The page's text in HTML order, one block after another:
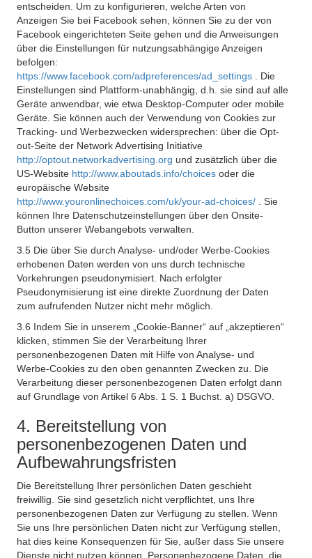
entscheiden. Um zu konfigurieren, welche Arten von
Anzeigen Sie bei Facebook sehen, können Sie zu der von
Facebook eingerichteten Seite gehen und die Anweisungen
über die Einstellungen für nutzungsabhängige Anzeigen
befolgen:
https://www.facebook.com/adpreferences/ad_settings
. Die
Einstellungen sind Plattform-unabhängig, d.h. sie sind auf alle
Geräte anwendbar, wie etwa Desktop-Computer oder mobile
Geräte. Sie können auch der Verwendung von Cookies zur
Tracking- und Werbezwecken widersprechen: über die Opt-
out-Seite der Network Advertising Initiative
http://optout.networkadvertising.org und zusätzlich über die
US-Website http://www.aboutads.info/choices oder die
europäische Website
http://www.youronlinechoices.com/uk/your-ad-choices/
. Sie
können Ihre Datenschutzeinstellungen über den Onsite-
Button unserer Webangebots verwalten.
3.5 Die über Sie durch Analyse- und/oder Werbe-Cookies
erhobenen Daten werden von uns durch technische
Vorkehrungen pseudonymisiert. Nach erfolgter
Pseudonymisierung ist eine direkte Zuordnung der Daten
zum aufrufenden Nutzer nicht mehr möglich.
3.6 Indem Sie in unserem „Cookie-Banner“ auf „akzeptieren“
klicken, stimmen Sie der Verarbeitung Ihrer
personenbezogenen Daten mit Hilfe von Analyse- und
Werbe-Cookies zu den oben genannten Zwecken zu. Die
Verarbeitung dieser personenbezogenen Daten erfolgt dann
auf Grundlage von Artikel 6 Abs. 1 S. 1 Buchst. a) DSGVO.
4. Bereitstellung von
personenbezogenen Daten und
Aufbewahrungsfristen
Die Bereitstellung Ihrer persönlichen Daten geschieht
freiwillig. Sie sind gesetzlich nicht verpflichtet, uns Ihre
personenbezogenen Daten zur Verfügung zu stellen. Wenn
Sie uns Ihre persönlichen Daten nicht zur Verfügung stellen,
hat dies keine Konsequenzen für Sie, außer dass Sie unsere
Dienste nicht nutzen können. Personenbezogene Daten, die